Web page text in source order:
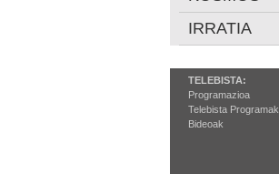
IRRATIA
TELEBISTA:
Programazioa
Telebista Programak
Bideoak